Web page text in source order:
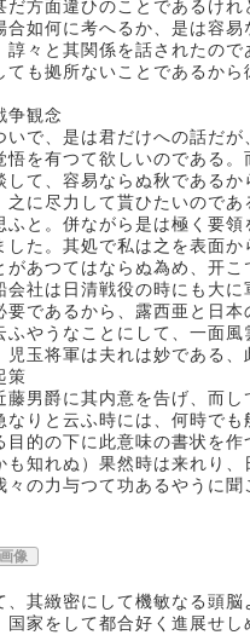
だ方面違ひのことであるけ
合如何に考へるか、是は容
諄々と其関係を話されたの
ても拠所ないことであるか
念
で、是は君だけへの話だ
悟を有つて欲しいのである
して、容易ならぬ秋である
之に尽力して貰ひたいので
ふと。併ながら是は極く要
した。其処で私は之を表面
があつてはならぬ為め、开
会社は日清戦役の時にも大
要であるから、露西亜と日
ふやうなことにして、一面
児玉将軍は夫れは妙である
男爵に其内意を告げ、而
なりと云ふ時には、何時で
目的の下に此意味の書状を
も知れぬ）果然時は来れり
々の力与つて功あるやうに
像
、其緻密にして機敏なる頭
国家をして都合好く進展せ